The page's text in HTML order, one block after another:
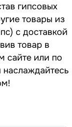
гипсовых
товары из
с доставкой
товар в
сайте или по
наслаждайтесь